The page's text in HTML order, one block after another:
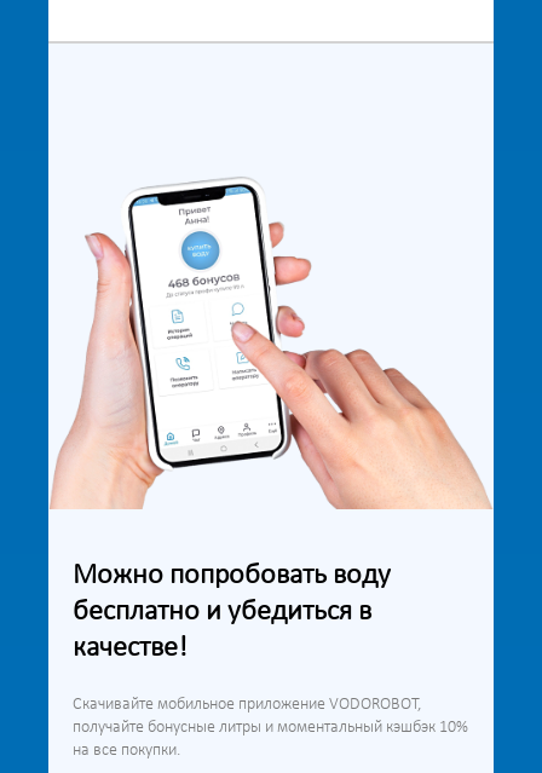
Можно попробовать воду
бесплатно и убедиться в
качестве!
Скачивайте мобильное приложение VODOROBOT,
получайте бонусные литры и моментальный кэшбэк 10%
на все покупки.